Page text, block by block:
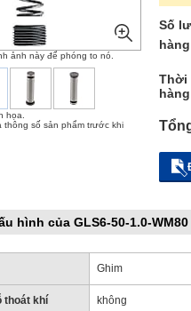
ảnh này để phóng to nó.
họa.
thông số sản phẩm trước khi
Số
hàng
Thời
hàng
hình của GLS6-50-1.0-WM80
Ghim
thoát khí không